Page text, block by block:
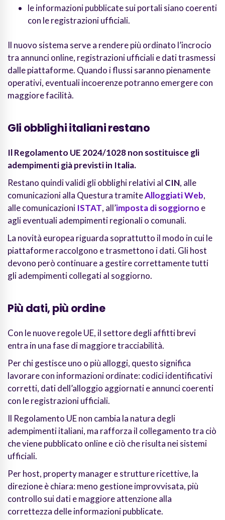
le informazioni pubblicate sui portali siano coerenti
con le registrazioni ufficiali.
Il nuovo sistema serve a rendere più ordinato l’incrocio
tra annunci online, registrazioni ufficiali e dati trasmessi
dalle piattaforme. Quando i flussi saranno pienamente
operativi, eventuali incoerenze potranno emergere con
maggiore facilità.
Gli obblighi italiani restano
Il Regolamento UE 2024/1028 non sostituisce gli
adempimenti già previsti in Italia.
Restano quindi validi gli obblighi relativi al CIN, alle
comunicazioni alla Questura tramiteAlloggiati Web,
alle comunicazioni ISTAT, all’imposta di soggiorno e
agli eventuali adempimenti regionali o comunali.
La novità europea riguarda soprattutto il modo in cui le
piattaforme raccolgono e trasmettono i dati. Gli host
devono però continuare a gestire correttamente tutti
gli adempimenti collegati al soggiorno.
Più dati, più ordine
Con le nuove regole UE, il settore degli affitti brevi
entra in una fase di maggiore tracciabilità.
Per chi gestisce uno o più alloggi, questo significa
lavorare con informazioni ordinate: codici identificativi
corretti, dati dell’alloggio aggiornati e annunci coerenti
con le registrazioni ufficiali.
Il Regolamento UE non cambia la natura degli
adempimenti italiani, ma rafforza il collegamento tra ciò
che viene pubblicato online e ciò che risulta nei sistemi
ufficiali.
Per host, property manager e strutture ricettive, la
direzione è chiara: meno gestione improvvisata, più
controllo sui dati e maggiore attenzione alla
correttezza delle informazioni pubblicate.